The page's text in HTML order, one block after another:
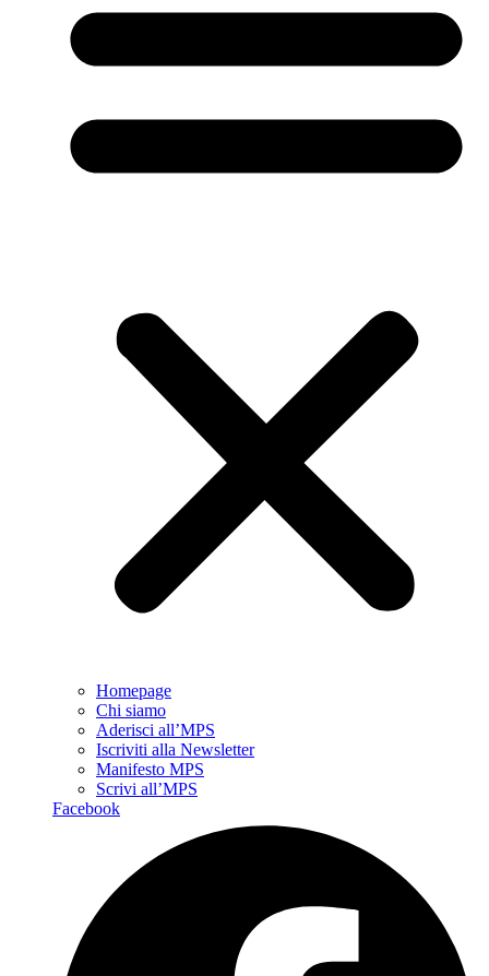
Homepage
Chi siamo
Aderisci all’MPS
Iscriviti alla Newsletter
Manifesto MPS
Scrivi all’MPS
Facebook